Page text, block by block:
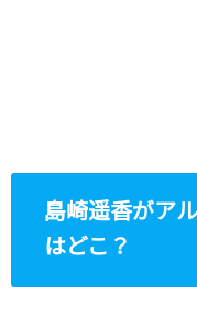
島崎遥香がア
はどこ？